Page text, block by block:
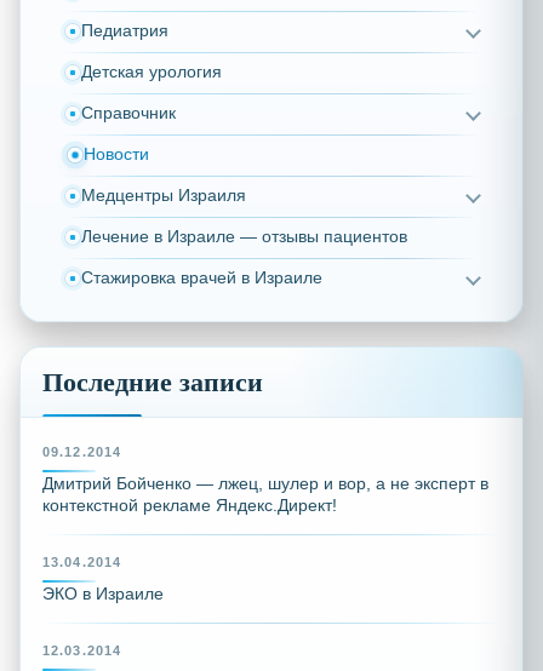
Педиатрия
Детская урология
Справочник
Новости
Медцентры Израиля
Лечение в Израиле — отзывы пациентов
Стажировка врачей в Израиле
Последние записи
09.12.2014
Дмитрий Бойченко — лжец, шулер и вор, а не эксперт в
контекстной рекламе Яндекс.Директ!
13.04.2014
ЭКО в Израиле
12.03.2014